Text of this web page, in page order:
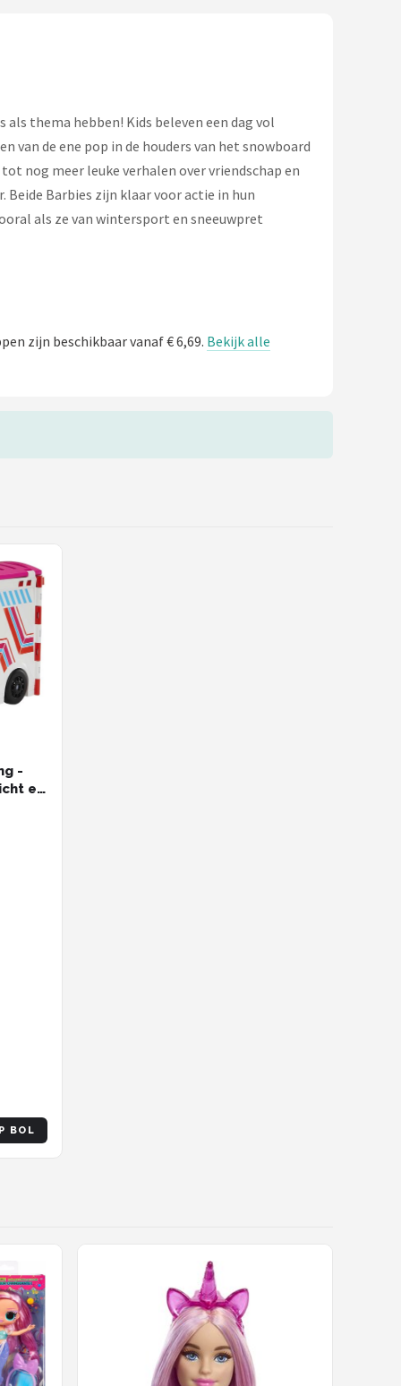
thema hebben! Kids beleven een dag vol
van de ene pop in de houders van het snowboard
nog meer leuke verhalen over vriendschap en
Beide Barbies zijn klaar voor actie in hun
als ze van wintersport en sneeuwpret
zijn beschikbaar vanaf € 6,69. Bekijk alle
-
en
BOL